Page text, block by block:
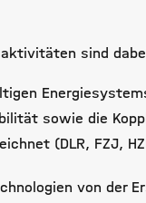
sind
sowie die
(DLR, FZJ,
von der